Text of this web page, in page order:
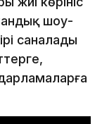
шоу-
саналады